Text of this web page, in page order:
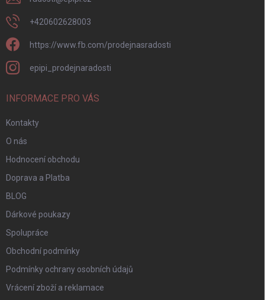
+420602628003
https://www.fb.com/prodejnasradosti
epipi_prodejnaradosti
INFORMACE PRO VÁS
Kontakty
O nás
Hodnocení obchodu
Doprava a Platba
BLOG
Dárkové poukazy
Spolupráce
Obchodní podmínky
Podmínky ochrany osobních údajů
Vrácení zboží a reklamace